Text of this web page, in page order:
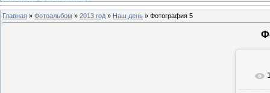
Главная » Фотоальбом » 2013 год » Наш день » Фотография 5